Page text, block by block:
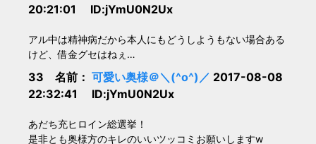
20:21:01 ID:jYmU0N2Ux
アル中は精神病だから本人にもどうしようもない場合ある
けど、借金グセはねぇ…
33 名前： 可愛い奥様＠＼(^o^)／ 2017-08-08
22:32:41 ID:jYmU0N2Ux
あだち充ヒロイン総選挙！
是非とも奥様方のキレのいいツッコミお願いしますw